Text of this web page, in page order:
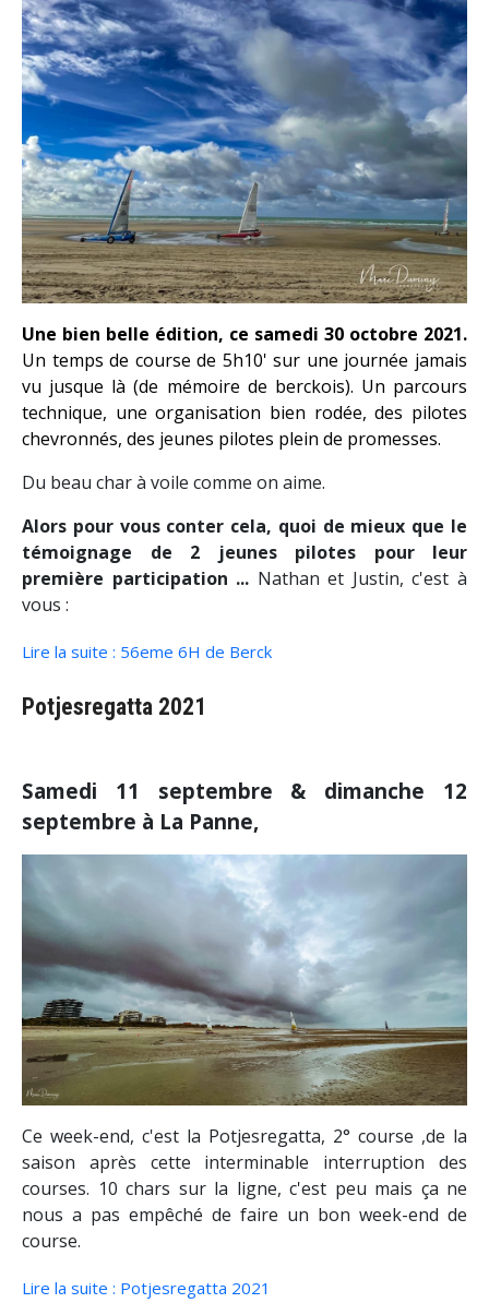
Une bien belle édition, ce samedi 30 octobre 2021.
Un temps de course de 5h10' sur une journée jamais
vu jusque là (de mémoire de berckois). Un parcours
technique, une organisation bien rodée, des pilotes
chevronnés, des jeunes pilotes plein de promesses.
Du beau char à voile comme on aime.
Alors pour vous conter cela, quoi de mieux que le
témoignage de 2 jeunes pilotes pour leur
première participation ... Nathan et Justin, c'est à
vous :
Lire la suite : 56eme 6H de Berck
Potjesregatta 2021
Samedi 11 septembre & dimanche 12
septembre à La Panne,
Ce week-end, c'est la Potjesregatta, 2° course ,de la
saison après cette interminable interruption des
courses. 10 chars sur la ligne, c'est peu mais ça ne
nous a pas empêché de faire un bon week-end de
course.
Lire la suite : Potjesregatta 2021